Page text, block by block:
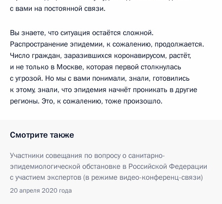
с вами на постоянной связи.
Вы знаете, что ситуация остаётся сложной.
Распространение эпидемии, к сожалению, продолжается.
Число граждан, заразившихся коронавирусом, растёт,
и не только в Москве, которая первой столкнулась
с угрозой. Но мы с вами понимали, знали, готовились
к этому, знали, что эпидемия начнёт проникать в другие
регионы. Это, к сожалению, тоже произошло.
Смотрите также
Участники совещания по вопросу о санитарно-
эпидемиологической обстановке в Российской Федерации
с участием экспертов (в режиме видео-конференц-связи)
20 апреля 2020 года